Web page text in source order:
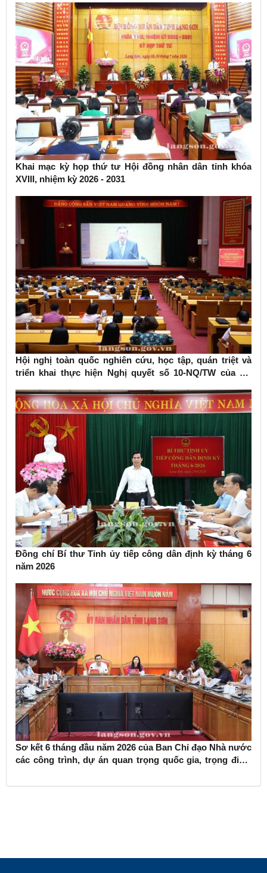
Khai mạc kỳ họp thứ tư Hội đồng nhân dân tỉnh khóa
XVIII, nhiệm kỳ 2026 - 2031
Hội nghị toàn quốc nghiên cứu, học tập, quán triệt và
triển khai thực hiện Nghị quyết số 10-NQ/TW của Bộ
Đồng chí Bí thư Tỉnh ủy tiếp công dân định kỳ tháng 6
năm 2026
Sơ kết 6 tháng đầu năm 2026 của Ban Chỉ đạo Nhà nước
các công trình, dự án quan trọng quốc gia, trọng điểm